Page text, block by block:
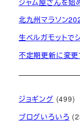
北九州マラソン
生ベルガモットで
不定期更新に変更
ジョギング (499)
ブログいろいろ